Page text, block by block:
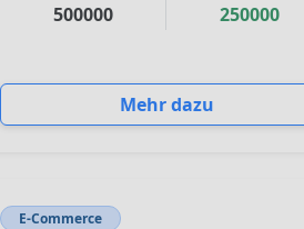
500000 250000
Mehr dazu
E-Commerce